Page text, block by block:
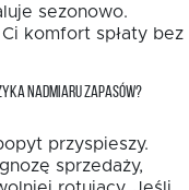
sezonowo.
komfort spłaty bez
NADMIARU ZAPASÓW?
przyspieszy.
sprzedaży,